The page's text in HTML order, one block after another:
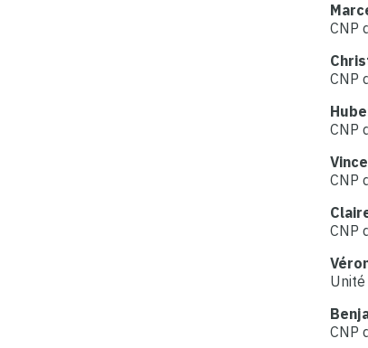
CNP
CNP
CNP
CNP
CNP
Unité
CNP